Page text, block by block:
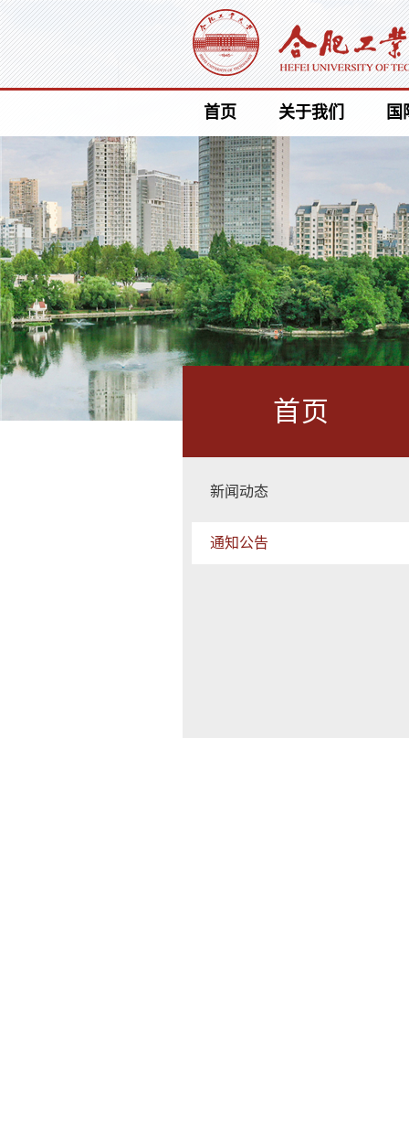
首页 关于我们 国
首页
新闻动态
通知公告